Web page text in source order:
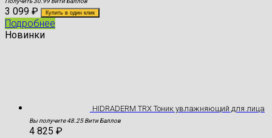
3 099 ₽ Купить в один клик
Подробнее
Новинки
HIDRADERM TRX Тоник увлажняющий для лица
Вы получите 48.25 Вити Баллов
4 825 ₽